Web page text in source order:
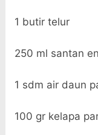
1 butir telur
250 ml santan
1 sdm air daun
100 gr kelapa